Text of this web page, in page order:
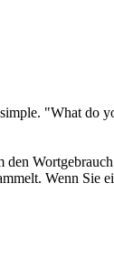
"What do
Wenn Sie